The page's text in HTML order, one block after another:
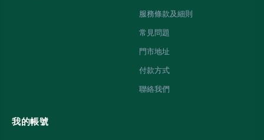
服務條款及細則
常見問題
門市地址
付款方式
聯絡我們
我的帳號